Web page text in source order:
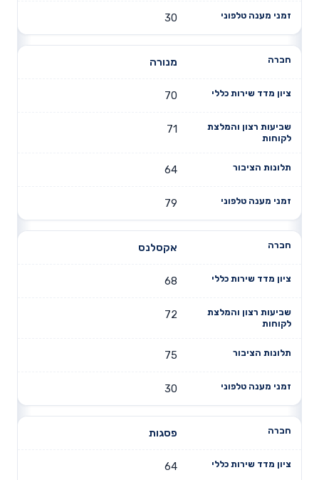
30
מנורה
70
71
64
79
אקסלנס
68
72
75
30
פסגות
64